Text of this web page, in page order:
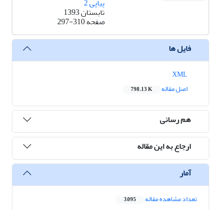
پیاپی 2
تابستان 1393
صفحه297-310
فایل ها
اصل مقاله
798.13 K
هم رسانی
ارجاع به این مقاله
آمار
تعداد مشاهده مقاله 3,095